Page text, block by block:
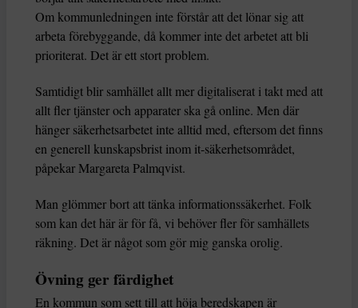
Om kommunledningen inte förstår att det lönar sig att
arbeta förebyggande, då kommer inte det arbetet att bli
prioriterat. Det är ett stort problem.
Samtidigt blir samhället allt mer digitaliserat i takt med att
allt fler tjänster och apparater ska gå online. Men där
hänger säkerhetsarbetet inte alltid med, eftersom det finns
en generell kunskapsbrist inom it-säkerhetsområdet,
påpekar Margareta Palmqvist.
Man glömmer bort att tänka informationssäkerhet. Folk
som kan det här är för få, vi behöver fler för samhällets
räkning. Det är något som gör mig ganska orolig.
Övning ger färdighet
En kommun som sett till att höja beredskapen är